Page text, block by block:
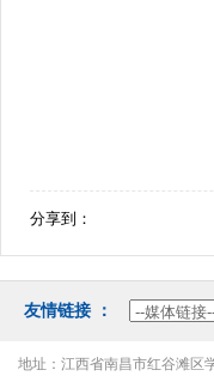
分享到：
友情链接：
地址：江西省南昌市红谷滩区